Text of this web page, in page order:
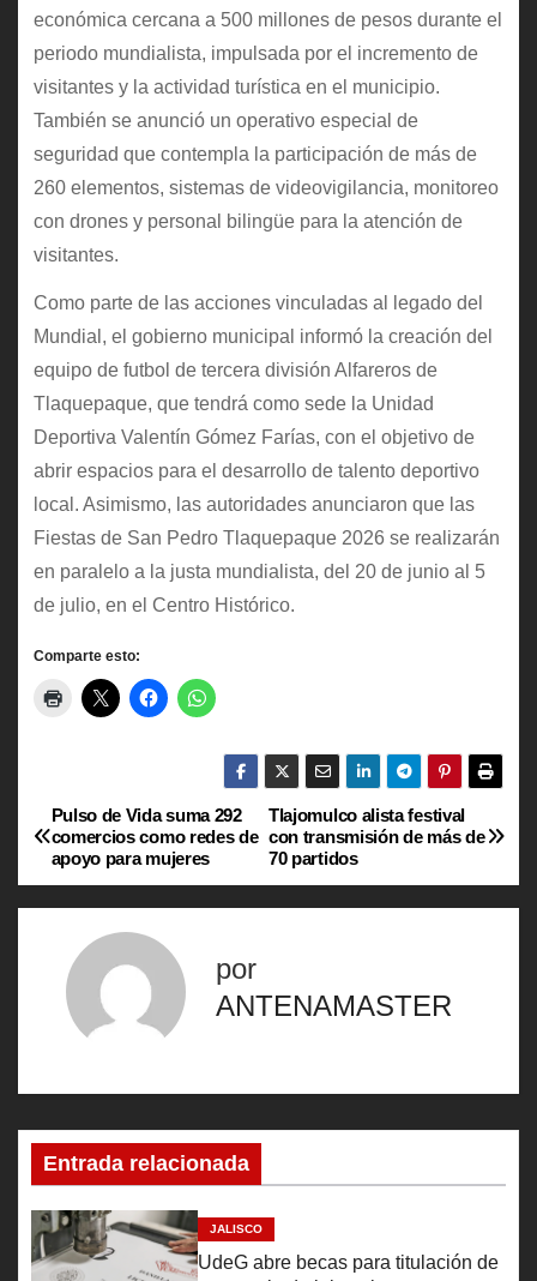
económica cercana a 500 millones de pesos durante el
periodo mundialista, impulsada por el incremento de
visitantes y la actividad turística en el municipio.
También se anunció un operativo especial de
seguridad que contempla la participación de más de
260 elementos, sistemas de videovigilancia, monitoreo
con drones y personal bilingüe para la atención de
visitantes.
Como parte de las acciones vinculadas al legado del
Mundial, el gobierno municipal informó la creación del
equipo de futbol de tercera división Alfareros de
Tlaquepaque, que tendrá como sede la Unidad
Deportiva Valentín Gómez Farías, con el objetivo de
abrir espacios para el desarrollo de talento deportivo
local. Asimismo, las autoridades anunciaron que las
Fiestas de San Pedro Tlaquepaque 2026 se realizarán
en paralelo a la justa mundialista, del 20 de junio al 5
de julio, en el Centro Histórico.
Comparte esto:
N
a
c
i
ó
Tlajomulco alista festival
con transmisión de más de
70 partidos
Pulso de Vida suma 292
comercios como redes de
apoyo para mujeres
por
ANTENAMASTER
Entrada relacionada
JALISCO
UdeG abre becas para titulación de